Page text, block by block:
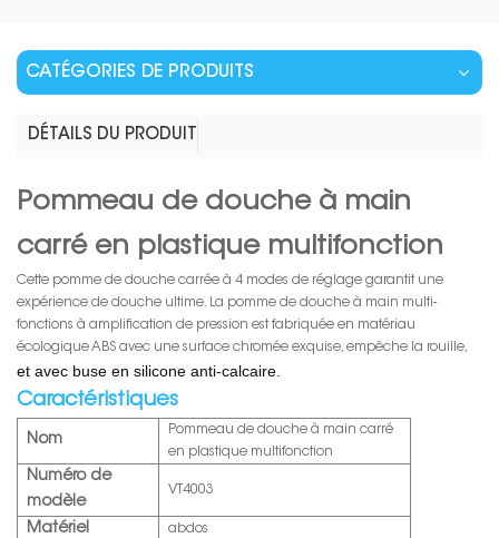
CATÉGORIES DE PRODUITS
DÉTAILS DU PRODUIT
Pommeau de douche à main
carré en plastique multifonction
Cette pomme de douche carrée à 4 modes de réglage garantit une
expérience de douche ultime. La pomme de douche à main multi-
fonctions à amplification de pression est fabriquée en matériau
écologique ABS avec une surface chromée exquise, empêche la rouille,
et avec buse en silicone anti-calcaire.
Caractéristiques
Nom
Pommeau de douche à main carré
en plastique multifonction
Numéro de
modèle
VT4003
Matériel abdos